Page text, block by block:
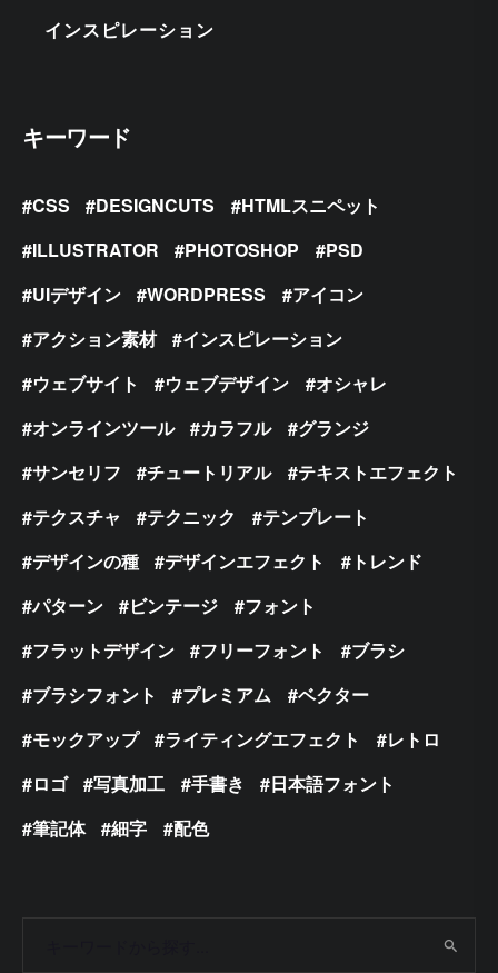
インスピレーション
キーワード
CSS DESIGNCUTS
HTMLスニペット
ILLUSTRATOR
PHOTOSHOP
PSD
UIデザイン
WORDPRESS
アイコン
アクション素材
インスピレーション
ウェブサイト
ウェブデザイン
オシャレ
オンラインツール
カラフル
グランジ
サンセリフ
チュートリアル
テキストエフェクト
テクスチャ
テクニック
テンプレート
デザインの種
デザインエフェクト
トレンド
パターン
ビンテージ
フォント
フラットデザイン
フリーフォント
ブラシ
ブラシフォント
プレミアム
ベクター
モックアップ
ライティングエフェクト
レトロ
ロゴ
写真加工 手書き
日本語フォント
筆記体
細字 配色